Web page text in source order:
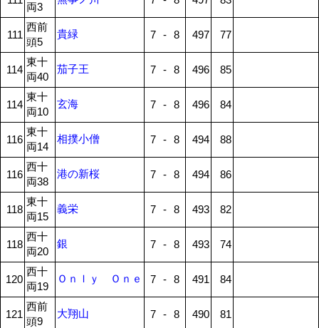
両3
111
西前
頭5
貴緑 7 - 8 497 77
114
東十
両40
茄子王 7 - 8 496 85
114
東十
両10
玄海 7 - 8 496 84
116
東十
両14
相撲小僧 7 - 8 494 88
116
西十
両38
港の新桜 7 - 8 494 86
118
東十
両15
義栄 7 - 8 493 82
118
西十
両20
銀 7 - 8 493 74
120
西十
両19
Ｏｎｌｙ Ｏｎｅ 7 - 8 491 84
121
西前
頭9
大翔山 7 - 8 490 81